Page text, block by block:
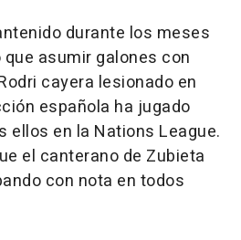
durante los meses
asumir galones con
cayera lesionado en
española ha jugado
ellos en la Nations League.
el canterano de Zubieta
con nota en todos